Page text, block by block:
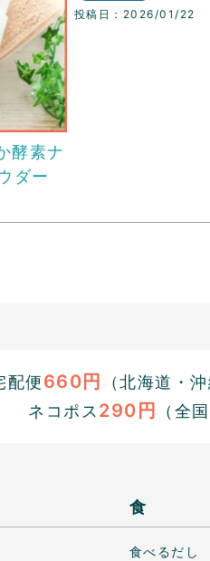
酵素ナ
ダー
投稿日 2026/01/22
配便660円
（北海道・
ネコポス290円 （全
食
食べるだし